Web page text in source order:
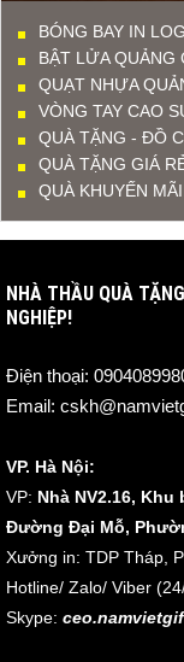
BÓNG BAY IN
BẬT LỬA QUẢNG
QUẠT NHỰA
VÒNG TAY CAO
QUÀ TẶNG - ĐỒ
QUÀ TẶNG GIÁ
QUÀ KHUYẾN
NHÀ THẦU QUÀ
NGHIỆP!
Điện thoại:
Email:
VP. Hà Nội:
VP: Nhà NV2.16,
Đường Đại Mỗ,
Xưởng in: TDP Tháp,
Hotline/ Zalo/ Viber
Skype: